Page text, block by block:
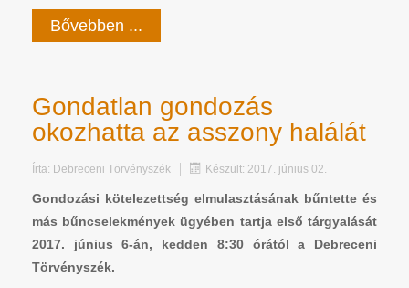
Bővebben ...
Gondatlan gondozás
okozhatta az asszony halálát
Írta: Debreceni Törvényszék Készült: 2017. június 02.
Gondozási kötelezettség elmulasztásának bűntette és
más bűncselekmények ügyében tartja első tárgyalását
2017. június 6-án, kedden 8:30 órától a Debreceni
Törvényszék.